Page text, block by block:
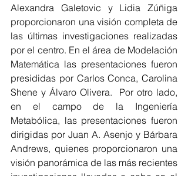
Alexandra Galetovic y Lidia Zúñiga
proporcionaron una visión completa de
las últimas investigaciones realizadas
por el centro. En el área de Modelación
Matemática las presentaciones fueron
presididas por Carlos Conca, Carolina
Shene y Álvaro Olivera.  Por otro lado,
en el campo de la Ingeniería
Metabólica, las presentaciones fueron
dirigidas por Juan A. Asenjo y Bárbara
Andrews, quienes proporcionaron una
visión panorámica de las más recientes